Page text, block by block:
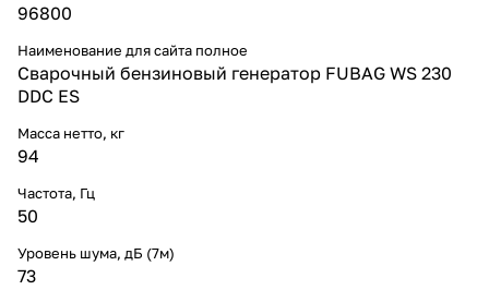
96800
Наименование для сайта полное
Сварочный бензиновый генератор FUBAG WS 230
DDC ES
Масса нетто, кг
94
Частота, Гц
50
Уровень шума, дБ (7м)
73